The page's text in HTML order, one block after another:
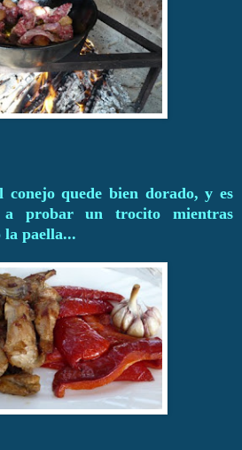
conejo quede bien dorado, y es
a probar un trocito mientras
la paella...